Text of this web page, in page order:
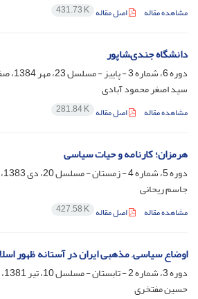
مشاهده مقاله اصل مقاله 431.73 K
دانشگاه جندى‏شاپور
دوره 6، شماره 3 - پاییز - مسلسل 23، مهر 1384، صفحه
سید اصغر محمود آبادی
مشاهده مقاله اصل مقاله 281.84 K
هرمزان؛ کارنامه و حیات سیاسى‏
دوره 5، شماره 4 - زمستان - مسلسل 20، دی 1383، صفحه
جاسم ریحانی
مشاهده مقاله اصل مقاله 427.58 K
اوضاع سیاسى, مذهبى ایران در آستانه ظهور
دوره 3، شماره 2 - تابستان - مسلسل 10، تیر 1381، صفحه
حسین مفتخری